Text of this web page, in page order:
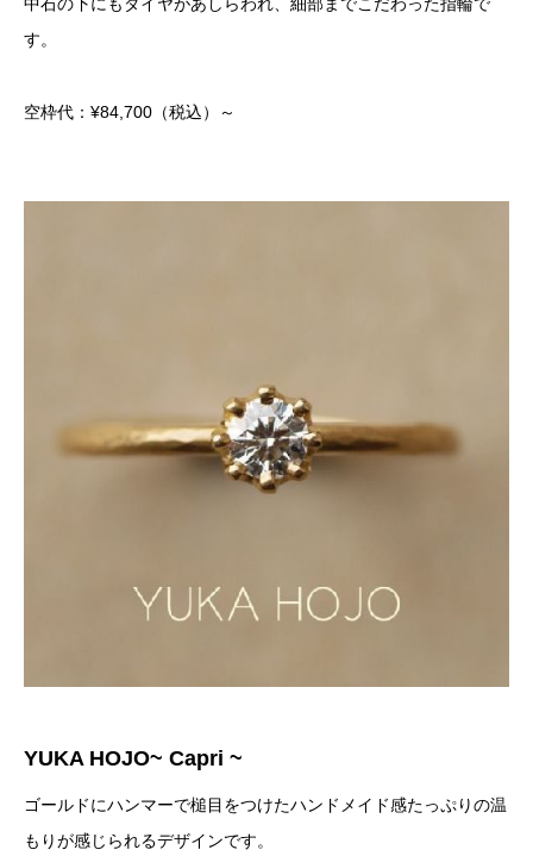
中石の下にもダイヤがあしらわれ、細部までこだわった指輪で
す。
空枠代：¥84,700 （税込） ～
YUKA HOJO~ Capri ~
ゴールドにハンマーで槌目をつけたハンドメイド感たっぷりの温
もりが感じられるデザインです。